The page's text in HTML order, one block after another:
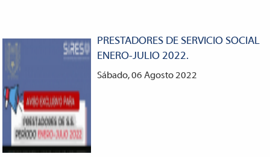
PRESTADORES DE SERVICIO SOCIAL
ENERO-JULIO 2022.
Sábado, 06 Agosto 2022